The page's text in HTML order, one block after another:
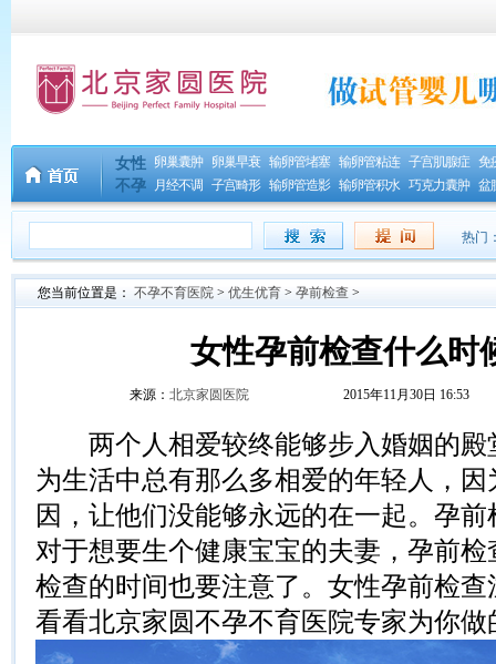
女性
不孕
卵巢囊肿
月经不调
卵巢早衰
子宫畸形
输卵管堵塞
输卵管造影
输卵管粘连
输卵管积水
子宫肌腺症
巧克力囊肿
免
盆
热门
您当前位置是： 不孕不育医院 > 优生优育 > 孕前检查 >
女性孕前检查什么时
来源： 北京家圆医院 2015年11月30日 16:53
两个人相爱较终能够步入婚姻的殿
为生活中总有那么多相爱的年轻人，
因，让他们没能够永远的在一起。孕
对于想要生个健康宝宝的夫妻，孕前
检查的时间也要注意了。女性孕前检
看看北京家圆不孕不育医院专家为你